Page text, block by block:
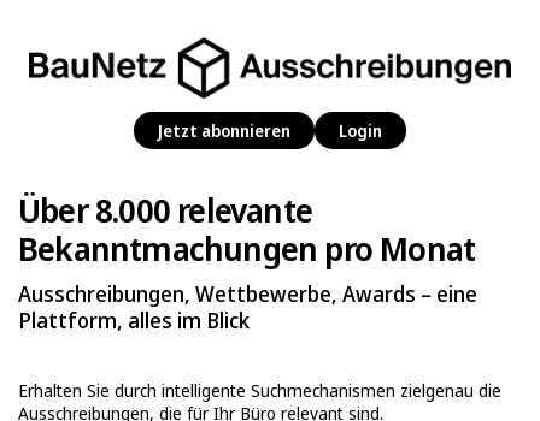
Jetzt abonnieren Login
Über 8.000 relevante
Bekanntmachungen pro Monat
Ausschreibungen, Wettbewerbe, Awards – eine
Plattform, alles im Blick
Erhalten Sie durch intelligente Suchmechanismen zielgenau die
Ausschreibungen, die für Ihr Büro relevant sind.